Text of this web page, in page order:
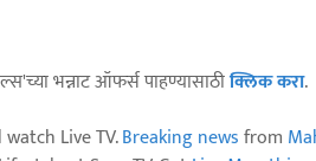
भन्नाट ऑफर्स पाहण्यासाठीक्लिक करा.
Live TV.Breaking newsfrom